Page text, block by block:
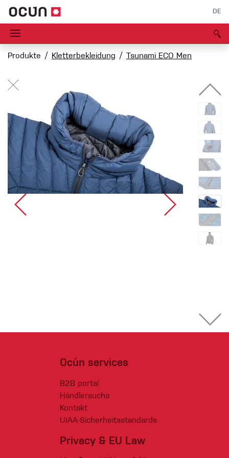
DE
Produkte Kletterbekleidung Tsunami ECO Men
Ocún services
B2B portal
Händlersuche
Kontakt
UIAA-Sicherheitsstandards
Privacy & EU Law